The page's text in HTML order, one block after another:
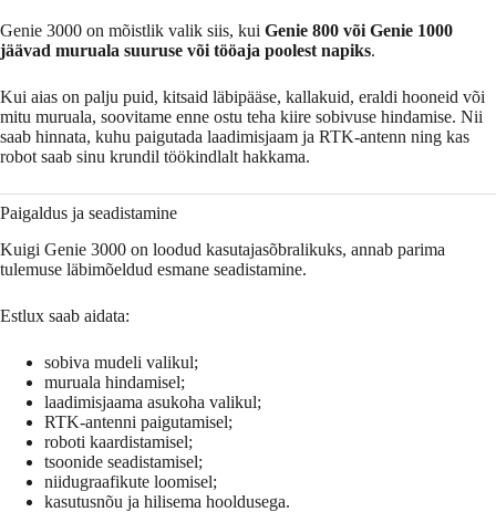
Genie 3000 on mõistlik valik siis, kui Genie 800 või Genie 1000
jäävad muruala suuruse või tööaja poolest napiks.
Kui aias on palju puid, kitsaid läbipääse, kallakuid, eraldi hooneid või
mitu muruala, soovitame enne ostu teha kiire sobivuse hindamise. Nii
saab hinnata, kuhu paigutada laadimisjaam ja RTK-antenn ning kas
robot saab sinu krundil töökindlalt hakkama.
Paigaldus ja seadistamine
Kuigi Genie 3000 on loodud kasutajasõbralikuks, annab parima
tulemuse läbimõeldud esmane seadistamine.
Estlux saab aidata:
sobiva mudeli valikul;
muruala hindamisel;
laadimisjaama asukoha valikul;
RTK-antenni paigutamisel;
roboti kaardistamisel;
tsoonide seadistamisel;
niidugraafikute loomisel;
kasutusnõu ja hilisema hooldusega.